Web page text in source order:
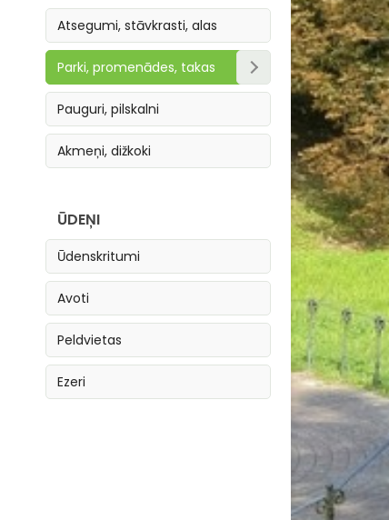
Atsegumi, stāvkrasti, alas
Parki, promenādes, takas
Parki, skvēri
Takas
Promenādes
Pauguri, pilskalni
Akmeņi, dižkoki
ŪDEŅI
Ūdenskritumi
Avoti
Peldvietas
Ezeri